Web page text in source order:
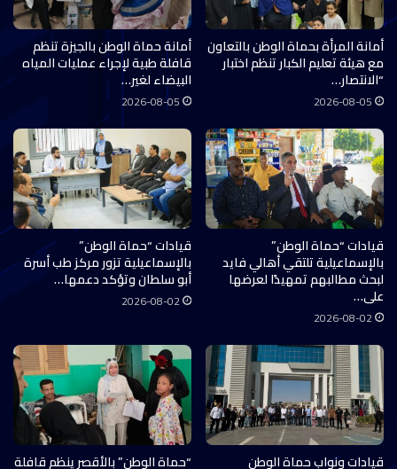
أمانة المرأة بحماة الوطن بالتعاون
مع هيئة تعليم الكبار تنظم اختبار
“الانتصار…
2026-08-05
أمانة حماة الوطن بالجيزة تنظم
قافلة طبية لإجراء عمليات المياه
البيضاء لغير…
2026-08-05
قيادات “حماة الوطن”
بالإسماعيلية تلتقي أهالي فايد
لبحث مطالبهم تمهيدًا لعرضها
على…
2026-08-02
قيادات “حماة الوطن”
بالإسماعيلية تزور مركز طب أسرة
أبو سلطان وتؤكد دعمها…
2026-08-02
قيادات ونواب حماة الوطن “حماة الوطن” بالأقصر ينظم قافلة